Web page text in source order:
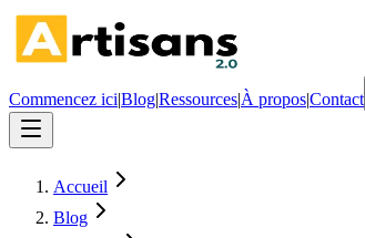
Commencez ici|Blog|Ressources|À propos|Contact
Accueil
Blog